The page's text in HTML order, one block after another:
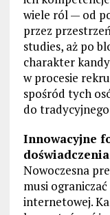
wiele ról — od
przez
studies, aż po
charakter
w procesie
spośród tych
do tradycyjnego
Innowacyjne
Nowoczesna
musi
internetowej.